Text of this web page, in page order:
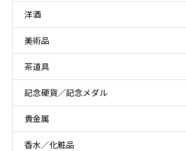
洋酒
美術品
茶道具
記念硬貨／記念メダル
貴金属
香水／化粧品